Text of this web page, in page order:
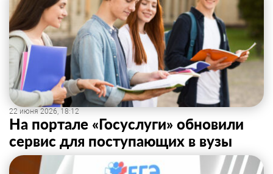
22 июня 2026, 18:12
На портале «Госуслуги» обновили
сервис для поступающих в вузы